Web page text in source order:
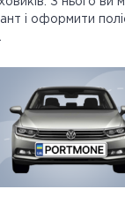
і оформити